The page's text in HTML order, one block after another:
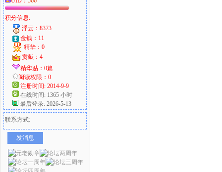
积分信息:
浮云：8373
金钱：11
精华：0
贡献：4
精华贴：0篇
阅读权限：0
注册时间: 2014-9-9
在线时间: 1365 小时
最后登录: 2026-5-13
联系方式:
发消息